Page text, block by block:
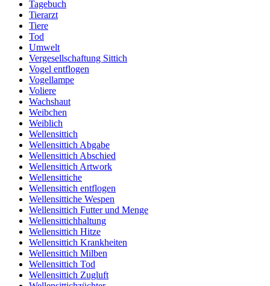
Tagebuch
Tierarzt
Tiere
Tod
Umwelt
Vergesellschaftung Sittich
Vogel entflogen
Vogellampe
Voliere
Wachshaut
Weibchen
Weiblich
Wellensittich
Wellensittich Abgabe
Wellensittich Abschied
Wellensittich Artwork
Wellensittiche
Wellensittich entflogen
Wellensittiche Wespen
Wellensittich Futter und Menge
Wellensittichhaltung
Wellensittich Hitze
Wellensittich Krankheiten
Wellensittich Milben
Wellensittich Tod
Wellensittich Zugluft